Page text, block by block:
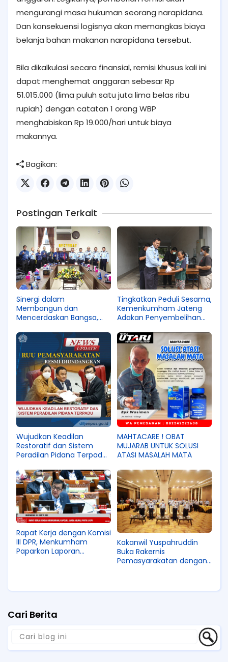
mengurangi masa hukuman seorang narapidana.
Dan konsekuensi logisnya akan memangkas biaya
belanja bahan makanan narapidana tersebut.
Bila dikalkulasi secara finansial, remisi khusus kali ini
dapat menghemat anggaran sebesar Rp
51.015.000 (lima puluh satu juta lima belas ribu
rupiah) dengan catatan 1 orang WBP
menghabiskan Rp 19.000/hari untuk biaya
makannya.
Bagikan:
Postingan Terkait
Sinergi dalam
Membangun dan
Mencerdaskan Bangsa,
Teken MoU dengan
Unimus
Tingkatkan Peduli Sesama,
Kemenkumham Jateng
Adakan Penyembelihan
Wujudkan Keadilan
Restoratif dan Sistem
Peradilan Pidana Terpadu,
Resmi Diundangkan
MAHTACARE ! OBAT
MUJARAB UNTUK SOLUSI
ATASI MASALAH MATA
Rapat Kerja dengan Komisi
III DPR, Menkumham
Paparkan Laporan
Kakanwil Yuspahruddin
Buka Rakernis
Pemasyarakatan dengan
Cari Berita